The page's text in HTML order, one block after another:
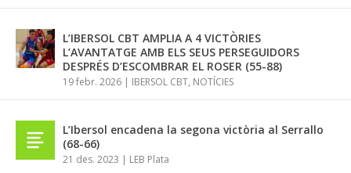
L’IBERSOL CBT AMPLIA A 4 VICTÒRIES
L’AVANTATGE AMB ELS SEUS PERSEGUIDORS
DESPRÉS D’ESCOMBRAR EL ROSER (55-88)
19 febr. 2026 | IBERSOL CBT, NOTÍCIES
L’Ibersol encadena la segona victòria al Serrallo
(68-66)
21 des. 2023 | LEB Plata